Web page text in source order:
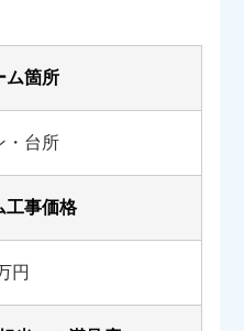
ム箇所
・台所
工事価格
円